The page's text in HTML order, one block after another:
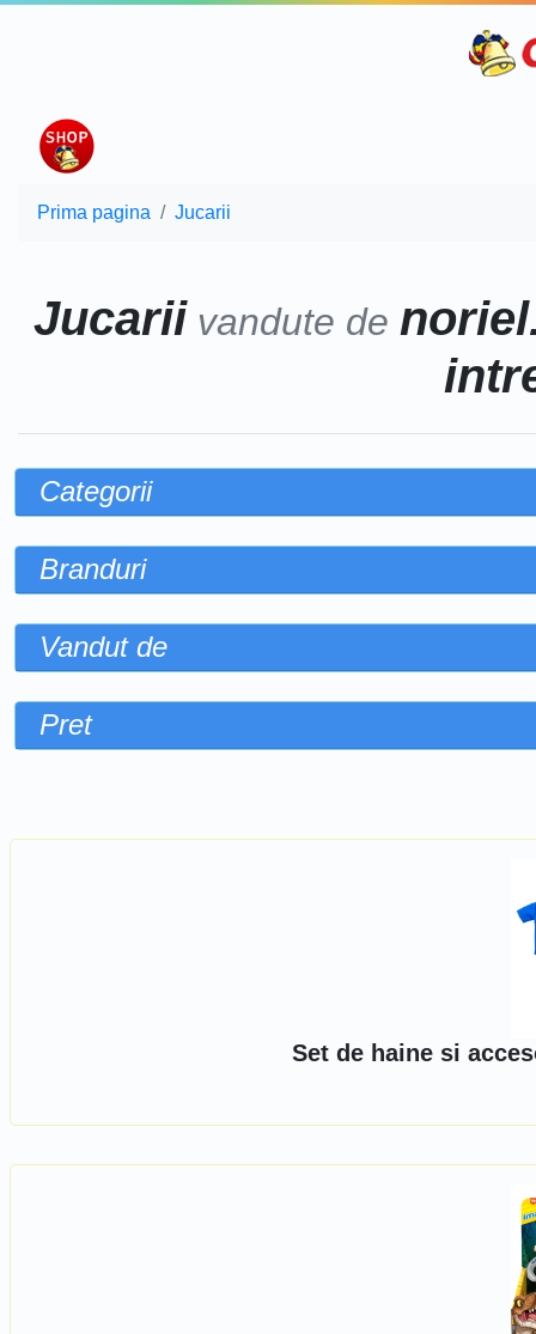
Prima pagina Jucarii
Jucarii vandute de
Categorii
Branduri
Vandut de
Pret
Set de haine si